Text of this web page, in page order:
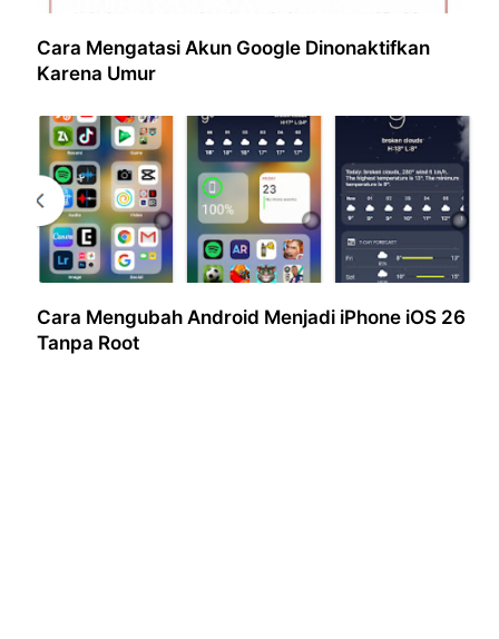
Cara Mengatasi Akun Google Dinonaktifkan
Karena Umur
Cara Mengubah Android Menjadi iPhone iOS 26
Tanpa Root